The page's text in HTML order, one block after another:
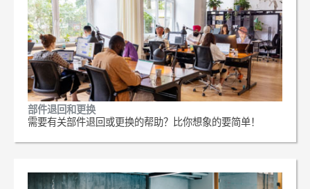
部件退回和更换
需要有关部件退回或更换的帮助？比你想象的要简单！